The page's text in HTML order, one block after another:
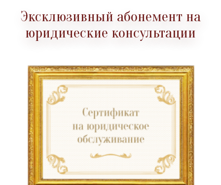
Эксклюзивный абонемент на
юридические консультации